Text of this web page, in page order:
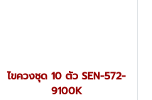
ไขควงชุด 10 ตัว SEN-572-
9100K